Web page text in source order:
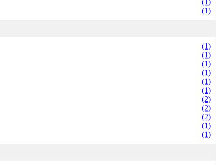
(1)
(1)
(1)
(1)
(1)
(1)
(1)
(1)
(2)
(2)
(2)
(1)
(1)